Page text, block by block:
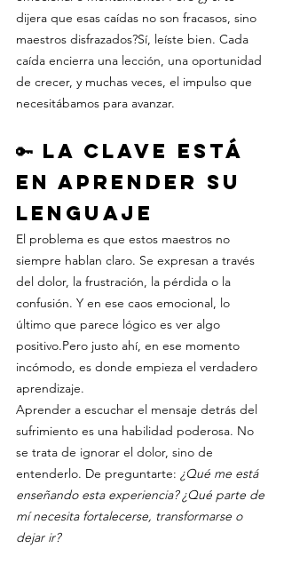
dijera que esas caídas no son fracasos, sino
maestros disfrazados?Sí, leíste bien. Cada
caída encierra una lección, una oportunidad
de crecer, y muchas veces, el impulso que
necesitábamos para avanzar.
🔑 La clave está
en aprender su
lenguaje
El problema es que estos maestros no
siempre hablan claro. Se expresan a través
del dolor, la frustración, la pérdida o la
confusión. Y en ese caos emocional, lo
último que parece lógico es ver algo
positivo.Pero justo ahí, en ese momento
incómodo, es donde empieza el verdadero
aprendizaje.
Aprender a escuchar el mensaje detrás del
sufrimiento es una habilidad poderosa. No
se trata de ignorar el dolor, sino de
entenderlo. De preguntarte: ¿Qué me está
enseñando esta experiencia? ¿Qué parte de
mí necesita fortalecerse, transformarse o
dejar ir?